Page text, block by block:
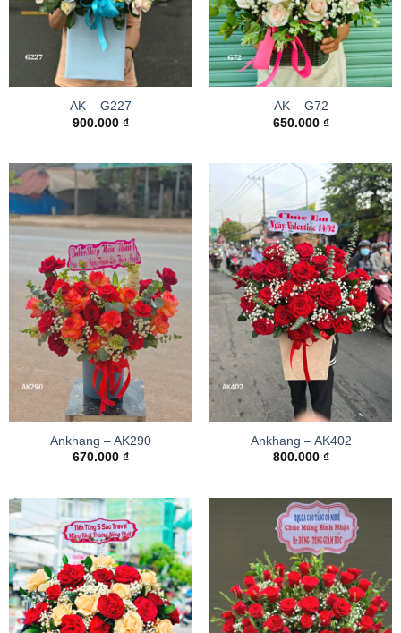
AK – G227
900.000 ₫
AK – G72
650.000 ₫
Ankhang – AK290
670.000 ₫
Ankhang – AK402
800.000 ₫